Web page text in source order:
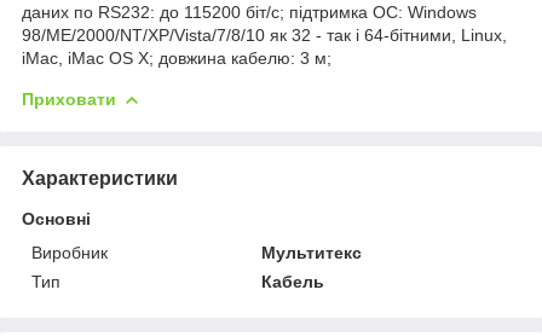
даних по RS232: до 115200 біт/с; підтримка ОС: Windows
98/ME/2000/NT/XP/Vista/7/8/10 як 32 - так і 64-бітними, Linux,
iMac, iMac OS X; довжина кабелю: 3 м;
Приховати
Характеристики
Основні
Виробник
Мультитекс
Тип
Кабель